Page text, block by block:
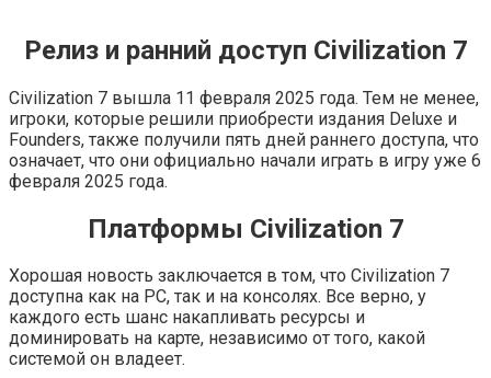
Релиз и ранний доступ Civilization 7
Civilization 7 вышла 11 февраля 2025 года. Тем не менее,
игроки, которые решили приобрести издания Deluxe и
Founders, также получили пять дней раннего доступа, что
означает, что они официально начали играть в игру уже 6
февраля 2025 года.
Платформы Civilization 7
Хорошая новость заключается в том, что Civilization 7
доступна как на РС, так и на консолях. Все верно, у
каждого есть шанс накапливать ресурсы и
доминировать на карте, независимо от того, какой
системой он владеет.